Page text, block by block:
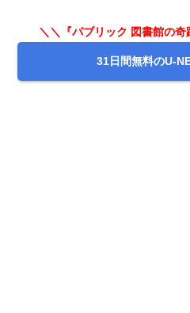
＼＼『パブリック 図書館の
31日間無料のU-